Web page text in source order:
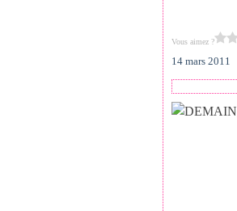
Vous aimez ?
14 mars 2011